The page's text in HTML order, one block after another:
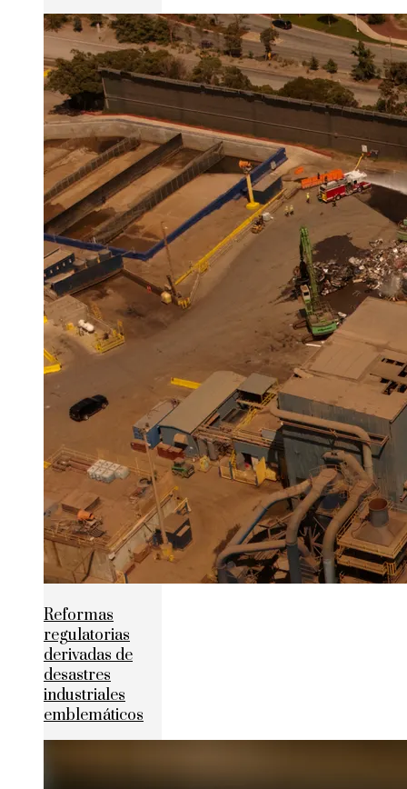
Reformas
regulatorias
derivadas de
desastres
industriales
emblemáticos